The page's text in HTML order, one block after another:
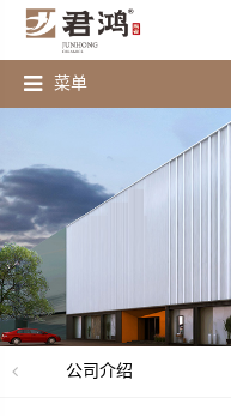
菜单
公司介绍